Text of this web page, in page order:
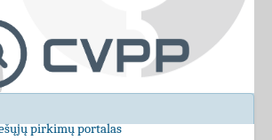
pirkimų portalas